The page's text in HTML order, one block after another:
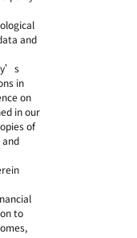
and
in
on
in our
of
and
to